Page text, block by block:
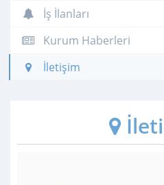
İş İlanları
Kurum Haberleri
İletişim